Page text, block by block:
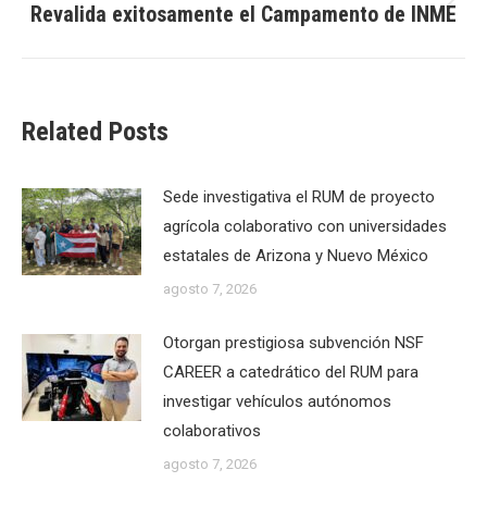
Next
Revalida exitosamente el Campamento de INME
Related Posts
Sede investigativa el RUM de proyecto
agrícola colaborativo con universidades
estatales de Arizona y Nuevo México
agosto 7, 2026
Otorgan prestigiosa subvención NSF
CAREER a catedrático del RUM para
investigar vehículos autónomos
colaborativos
agosto 7, 2026